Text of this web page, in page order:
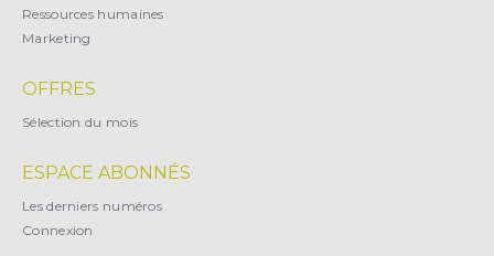
Ressources humaines
Marketing
OFFRES
Sélection du mois
ESPACE ABONNÉS
Les derniers numéros
Connexion